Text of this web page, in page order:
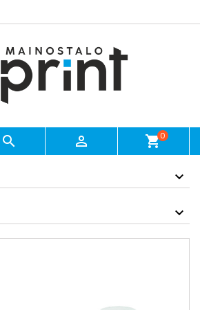
  shopping_cart0